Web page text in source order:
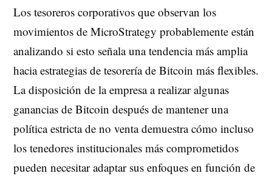
Los tesoreros corporativos que observan los
movimientos de MicroStrategy probablemente están
analizando si esto señala una tendencia más amplia
hacia estrategias de tesorería de Bitcoin más flexibles.
La disposición de la empresa a realizar algunas
ganancias de Bitcoin después de mantener una
política estricta de no venta demuestra cómo incluso
los tenedores institucionales más comprometidos
pueden necesitar adaptar sus enfoques en función de